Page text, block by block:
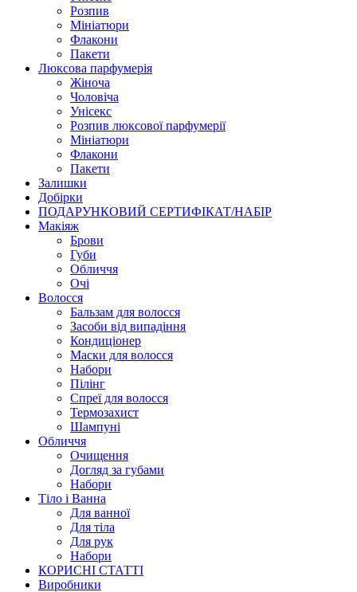
Розпив
Мініатюри
Флакони
Пакети
Люксова парфумерія
Жіноча
Чоловіча
Унісекс
Розпив люксової парфумерії
Мініатюри
Флакони
Пакети
Залишки
Добірки
ПОДАРУНКОВИЙ СЕРТИФІКАТ/НАБІР
Макіяж
Брови
Губи
Обличчя
Очі
Волосся
Бальзам для волосся
Засоби від випадіння
Кондиціонер
Маски для волосся
Набори
Пілінг
Спреї для волосся
Термозахист
Шампуні
Обличчя
Очищення
Догляд за губами
Набори
Тіло і Ванна
Для ванної
Для тіла
Для рук
Набори
КОРИСНІ СТАТТІ
Виробники